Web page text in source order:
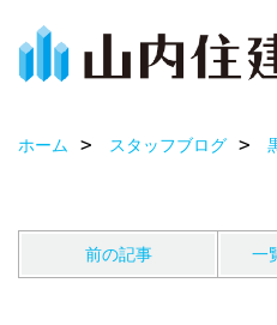
ホーム スタッフブログ
前の記事 一